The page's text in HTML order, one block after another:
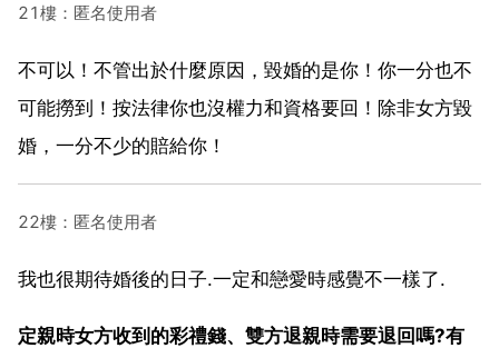
21樓：匿名使用者
不可以！不管出於什麼原因，毀婚的是你！你一分也不
可能撈到！按法律你也沒權力和資格要回！除非女方毀
婚，一分不少的賠給你！
22樓：匿名使用者
我也很期待婚後的日子.一定和戀愛時感覺不一樣了.
定親時女方收到的彩禮錢、雙方退親時需要退回嗎?有